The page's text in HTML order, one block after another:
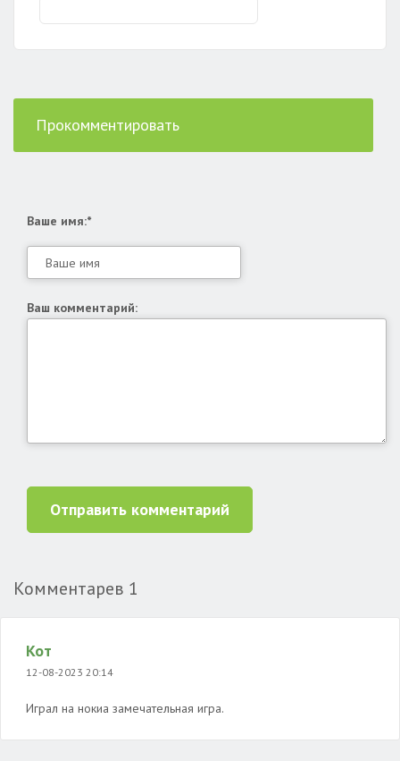
Прокомментировать
Ваше имя:*
Ваш комментарий:
Отправить комментарий
Комментарев 1
Кот
12-08-2023 20:14
Играл на нокиа замечательная игра.